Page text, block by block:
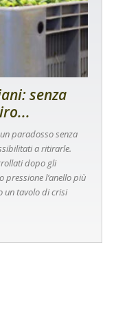
senza
paradosso senza
a ritirarle.
dopo gli
l’anello più
un tavolo di crisi